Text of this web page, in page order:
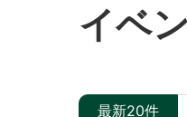
イベ
最新20件
ソリューシ
経営方針・
ディスクロ
さくらケー
社長あいさつ
認証・認定
新卒採用